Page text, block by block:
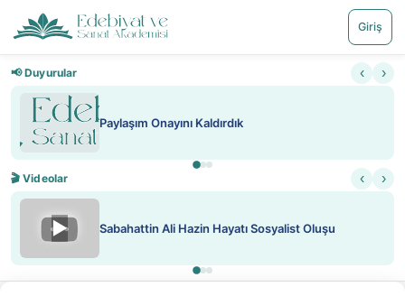
Giriş
📢 Duyurular ‹ ›
Paylaşım Onayını Kaldırdık
🎬 Videolar ‹ ›
▶ Sabahattin Ali Hazin Hayatı Sosyalist Oluşu